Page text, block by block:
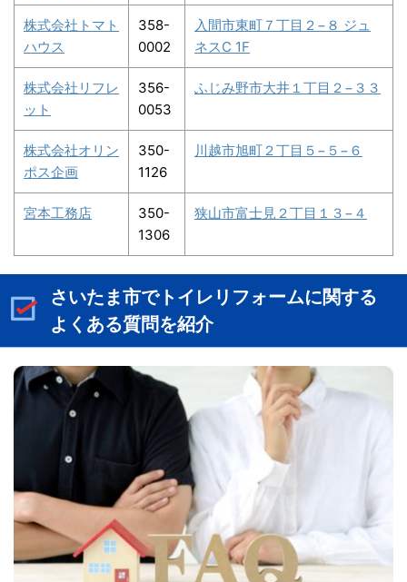
株式会社トマト
ハウス
358-
0002
入間市東町７丁目２−８ ジュ
ネスC 1F
株式会社リフレ
ット
356-
0053
ふじみ野市大井１丁目２−３３
株式会社オリン
ポス企画
350-
1126
川越市旭町２丁目５−５−６
宮本工務店
350-
1306
狭山市富士見２丁目１３−４
さいたま市でトイレリフォームに関する
よくある質問を紹介